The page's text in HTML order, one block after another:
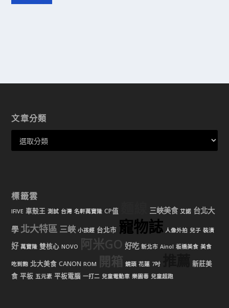
文章分類
標籤雲
IFIVE 車殼王 測試 台灣 名軒萬寶隆 CP值 三峽美食 艾諾 台北大
學 北大特區 三峽 小孩經 台北市 寵物誌 人像外拍 兒子 裝潢
好 萬寶隆 雙核心 NOVO 阿米GO 好吃 新北市 Ainol 板橋美食 美食
吃到飽 北大美食 CANON ROM 開箱 鏡頭 花蓮 7吋
新莊美
食 平板 五元素 平板電腦 一打二 兒童電動車 樂園毒 兒童超跑